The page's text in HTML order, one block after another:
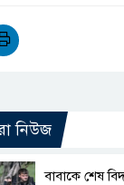
নিউজ
বাবাকে শেষ